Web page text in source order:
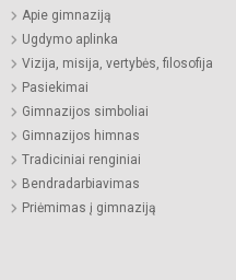
Apie gimnaziją
Ugdymo aplinka
Vizija, misija, vertybės, filosofija
Pasiekimai
Gimnazijos simboliai
Gimnazijos himnas
Tradiciniai renginiai
Bendradarbiavimas
Priėmimas į gimnaziją